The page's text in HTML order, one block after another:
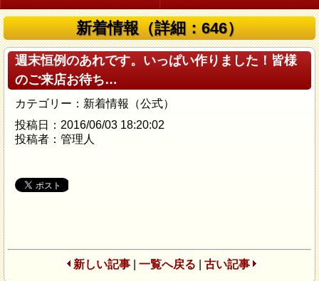
新着情報（詳細：646）
週末恒例のあれです。いっぱい作りました！皆様
のご来店お待ち…
カテゴリー：新着情報（公式）
投稿日：2016/06/03 18:20:02
投稿者：管理人
新しい記事| 一覧へ戻る 古い記事